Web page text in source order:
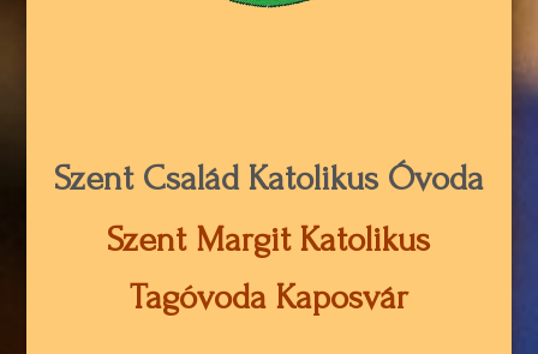
Szent Család Katolikus Óvoda
Szent Margit Katolikus
Tagóvoda Kaposvár